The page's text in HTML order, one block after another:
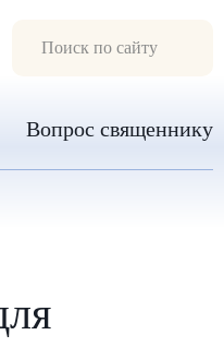
Вопрос священнику